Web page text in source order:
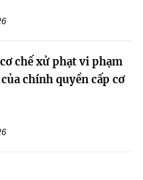
chế xử phạt vi phạm
chính quyền cấp cơ